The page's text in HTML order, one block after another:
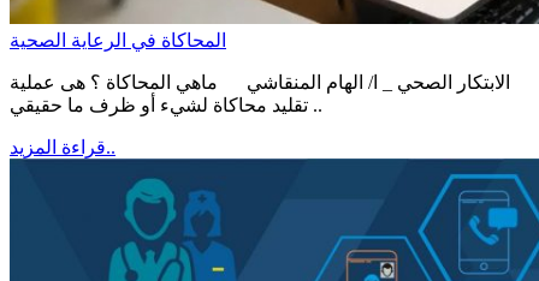
المحاكاة في الرعاية الصحية
الابتكار الصحي _ ا/ الهام المنقاشي ماهي المحاكاة ؟ هى عملية
تقليد محاكاة لشيء أو ظرف ما حقيقي ..
قراءة المزيد..